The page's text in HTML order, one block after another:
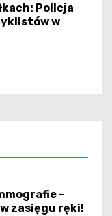
Policja
w
–
zasięgu ręki!